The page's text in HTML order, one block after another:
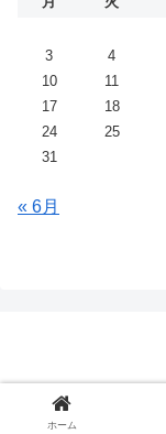
3
4
10
11
17
18
24
25
31
« 6月
ホーム